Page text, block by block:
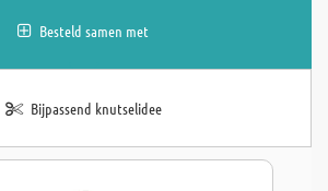
Besteld samen met
Bijpassend knutselidee